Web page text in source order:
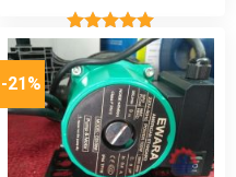
Được xếp
hạng5.00
5 sao
-21%